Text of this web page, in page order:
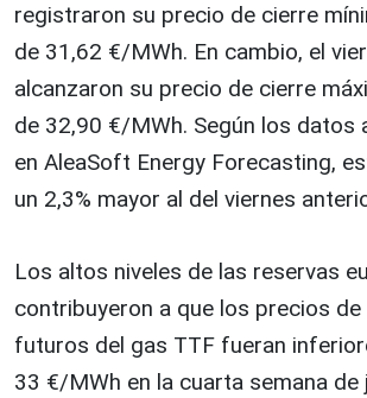
registraron su precio de cierre
de 31,62 €/MWh. En cambio, el
alcanzaron su precio de cierre
de 32,90 €/MWh. Según los datos
en AleaSoft Energy Forecasting,
un 2,3% mayor al del viernes
Los altos niveles de las reservas
contribuyeron a que los precios
futuros del gas TTF fueran
33 €/MWh en la cuarta semana de